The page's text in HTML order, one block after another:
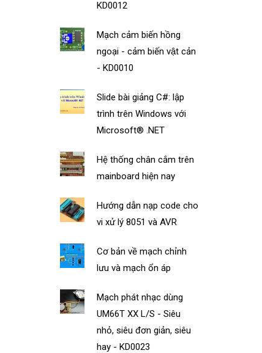
KD0012
Mạch cảm biến hồng
ngoại - cảm biến vật cản
- KD0010
Slide bài giảng C#: lập
trình trên Windows với
Microsoft® .NET
Hệ thống chân cắm trên
mainboard hiện nay
Hướng dẫn nạp code cho
vi xử lý 8051 và AVR
Cơ bản về mạch chỉnh
lưu và mạch ổn áp
Mạch phát nhạc dùng
UM66T XX L/S - Siêu
nhỏ, siêu đơn giản, siêu
hay - KD0023